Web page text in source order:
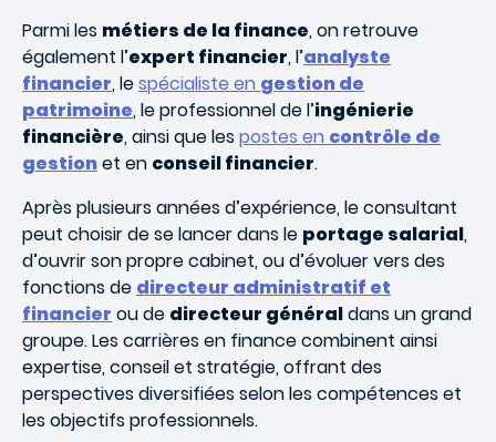
Parmi les métiers de la finance, on retrouve
également l’expert financier, l’analyste
financier, lespécialiste en gestion de
patrimoine, le professionnel de l’ingénierie
financière, ainsi que lespostes en contrôle de
gestionet en conseil financier.
Après plusieurs années d’expérience, le consultant
peut choisir de se lancer dans le portage salarial,
d’ouvrir son propre cabinet, ou d’évoluer vers des
fonctions de directeur administratif et
financier ou de directeur généraldans un grand
groupe. Les carrières en finance combinent ainsi
expertise, conseil et stratégie, offrant des
perspectives diversifiées selon les compétences et
les objectifs professionnels.